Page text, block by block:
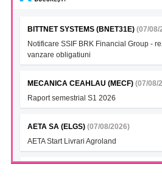
BITTNET SYSTEMS (BNET31E) (07/08/
Notificare SSIF BRK Financial Group -
vanzare obligatiuni
MECANICA CEAHLAU (MECF) (07/08/
Raport semestrial S1 2026
AETA SA (ELGS) (07/08/2026)
AETA Start Livrari Agroland